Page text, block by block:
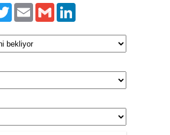
TwitterEmailGmail